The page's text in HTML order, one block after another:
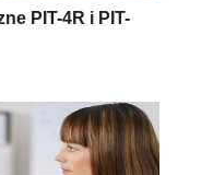
PIT-4R i PIT-